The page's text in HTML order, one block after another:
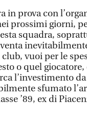
in prova con
prossimi giorni,
squadra,
vuoi per le
o quel giocatore,
l’investimento
sfumato
’89, ex di